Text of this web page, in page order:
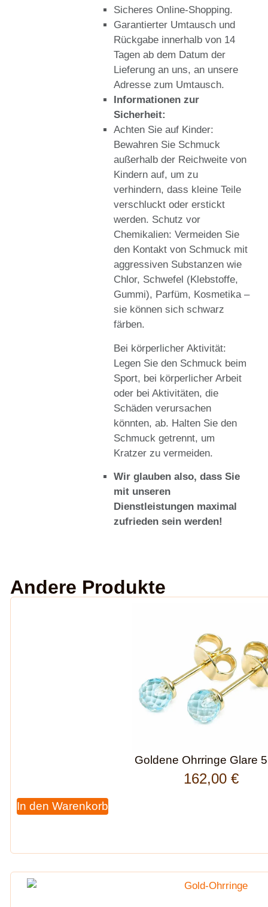
Sicheres Online-Shopping.
Garantierter Umtausch und
Rückgabe innerhalb von 14
Tagen ab dem Datum der
Lieferung an uns, an unsere
Adresse zum Umtausch.
Informationen zur
Sicherheit:
Achten Sie auf Kinder:
Bewahren Sie Schmuck
außerhalb der Reichweite von
Kindern auf, um zu
verhindern, dass kleine Teile
verschluckt oder erstickt
werden. Schutz vor
Chemikalien: Vermeiden Sie
den Kontakt von Schmuck mit
aggressiven Substanzen wie
Chlor, Schwefel (Klebstoffe,
Gummi), Parfüm, Kosmetika –
sie können sich schwarz
färben.
Bei körperlicher Aktivität:
Legen Sie den Schmuck beim
Sport, bei körperlicher Arbeit
oder bei Aktivitäten, die
Schäden verursachen
könnten, ab. Halten Sie den
Schmuck getrennt, um
Kratzer zu vermeiden.
Wir glauben also, dass Sie
mit unseren
Dienstleistungen maximal
zufrieden sein werden!
Andere Produkte
Goldene Ohrringe Glare
162,00 €
In den Warenkorb